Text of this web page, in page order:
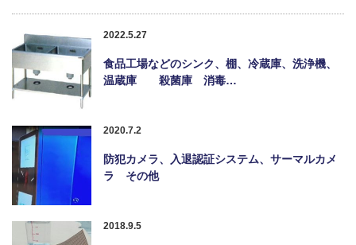
2022.5.27
食品工場などのシンク、棚、冷蔵庫、洗浄機、
温蔵庫 殺菌庫 消毒…
2020.7.2
防犯カメラ、入退認証システム、サーマルカメ
ラ その他
2018.9.5